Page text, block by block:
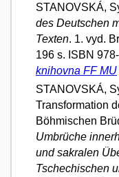
STANOVSKÁ,
des Deutschen
Texten. 1. vyd.
196 s. ISBN
knihovna FF MU
STANOVSKÁ,
Transformation
Böhmischen
Umbrüche
und sakralen
Tschechischen